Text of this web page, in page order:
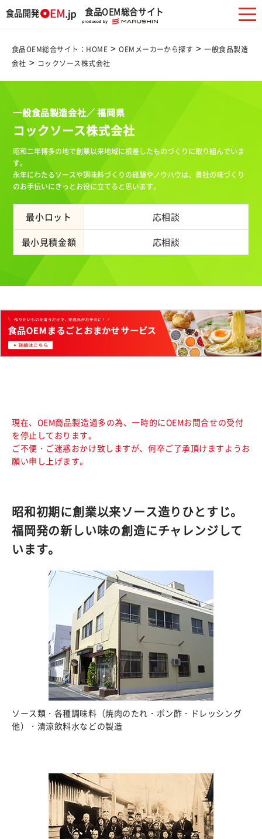
食品OEM総合サイト
食品OEM総合サイト：HOME >OEMメーカーから探す >一般食品製造
会社 > コックソース株式会社
一般食品製造会社／ 福岡県
コックソース株式会社
昭和二年博多の地で創業以来地域に根差したものづくりに取り組んでいま
す。
永年にわたるソースや調味料づくりの経験やノウハウは、貴社の味づくり
のお手伝いにきっとお役に立てると思います。
最小ロット
応相談
最小見積金額
応相談
現在、OEM商品製造過多の為、一時的にOEMお問合せの受付
を停止しております。
ご不便・ご迷惑おかけ致しますが、何卒ご了承頂けますようお
願い申し上げます。
昭和初期に創業以来ソース造りひとすじ。
福岡発の新しい味の創造にチャレンジして
います。
ソース類・各種調味料（焼肉のたれ・ポン酢・ドレッシング
他）・清涼飲料水などの製造